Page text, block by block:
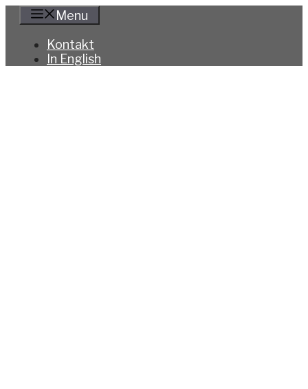
Hoppa
innehåll
Menu
Kontakt
In English